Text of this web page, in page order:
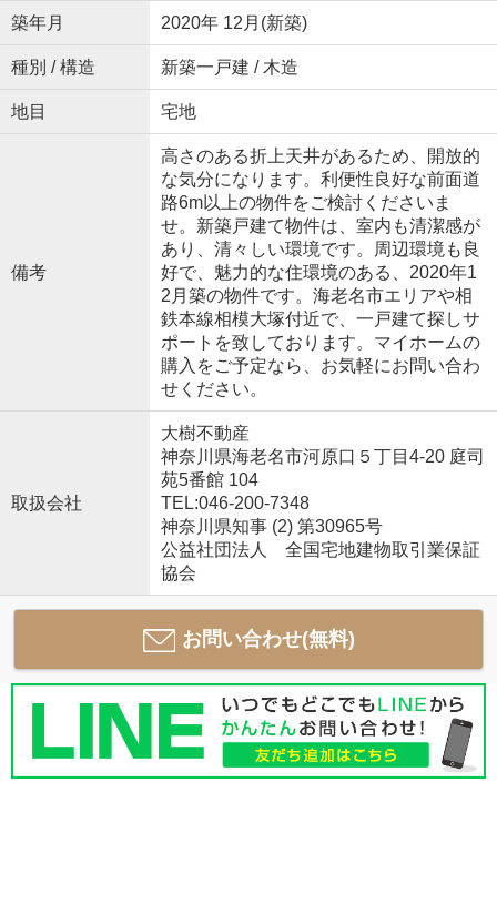
築年月 2020年 12月(新築)
種別 / 構造 新築一戸建 / 木造
地目 宅地
備考
高さのある折上天井があるため、開放的
な気分になります。利便性良好な前面道
路6m以上の物件をご検討くださいま
せ。新築戸建て物件は、室内も清潔感が
あり、清々しい環境です。周辺環境も良
好で、魅力的な住環境のある、2020年1
2月築の物件です。海老名市エリアや相
鉄本線相模大塚付近で、一戸建て探しサ
ポートを致しております。マイホームの
購入をご予定なら、お気軽にお問い合わ
せください。
取扱会社
大樹不動産
神奈川県海老名市河原口５丁目4-20 庭司
苑5番館 104
TEL:046-200-7348
神奈川県知事 (2) 第30965号
公益社団法人 全国宅地建物取引業保証
協会
お問い合わせ(無料)